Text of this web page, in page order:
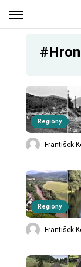
#Hron
Regióny
František
Regióny
František